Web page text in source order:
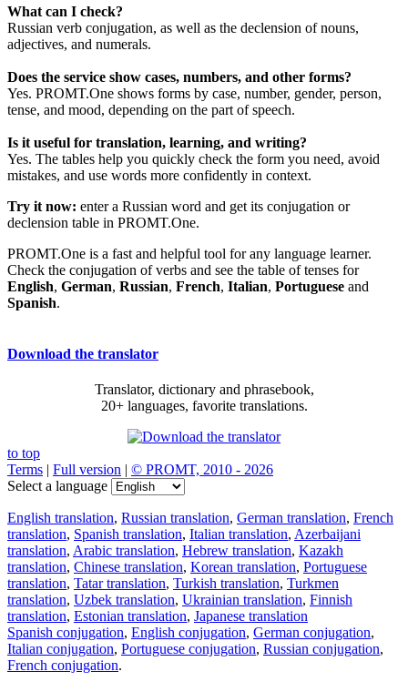
What can I check?
Russian verb conjugation, as well as the declension of nouns,
adjectives, and numerals.
Does the service show cases, numbers, and other forms?
Yes. PROMT.One shows forms by case, number, gender, person,
tense, and mood, depending on the part of speech.
Is it useful for translation, learning, and writing?
Yes. The tables help you quickly check the form you need, avoid
mistakes, and use words more confidently in context.
Try it now: enter a Russian word and get its conjugation or
declension table in PROMT.One.
PROMT.One is a fast and helpful tool for any language learner.
Check the conjugation of verbs and see the table of tenses for
English, German, Russian, French, Italian, Portuguese and
Spanish.
Download the translator
Translator, dictionary and phrasebook,
20+ languages, favorite translations.
to top
Terms | Full version | © PROMT, 2010 - 2026
Select a language
English translation, Russian translation, German translation, French
translation, Spanish translation, Italian translation, Azerbaijani
translation, Arabic translation, Hebrew translation, Kazakh
translation, Chinese translation, Korean translation, Portuguese
translation, Tatar translation, Turkish translation, Turkmen
translation, Uzbek translation, Ukrainian translation, Finnish
translation, Estonian translation, Japanese translation
Spanish conjugation, English conjugation, German conjugation,
Italian conjugation, Portuguese conjugation, Russian conjugation,
French conjugation.